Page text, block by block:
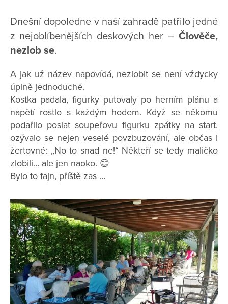
Dnešní dopoledne v naší zahradě patřilo jedné
z nejoblíbenějších deskových her – Člověče,
nezlob se.
A jak už název napovídá, nezlobit se není vždycky
úplně jednoduché.
Kostka padala, figurky putovaly po herním plánu a
napětí rostlo s každým hodem. Když se někomu
podařilo poslat soupeřovu figurku zpátky na start,
ozývalo se nejen veselé povzbuzování, ale občas i
žertovné: „No to snad ne!“ Někteří se tedy maličko
zlobili… ale jen naoko. 😊
Bylo to fajn, příště zas …